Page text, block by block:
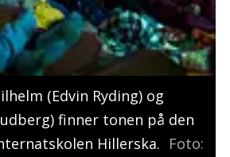
(Edvin Ryding) og
finner tonen på den
Hillerska. Foto: